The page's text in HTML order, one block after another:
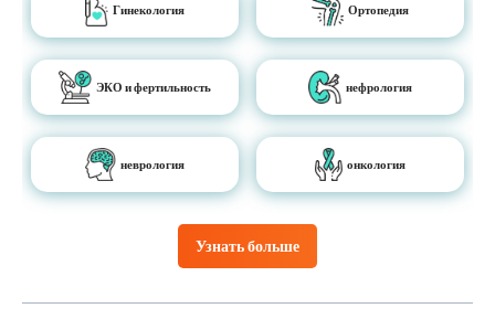
Узнать больше
Гинекология Ортопедия
ЭКО и фертильность нефрология
неврология онкология